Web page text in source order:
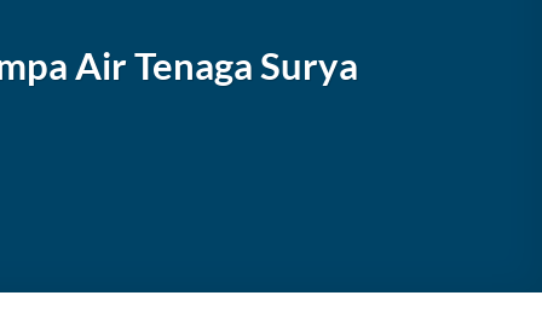
Air Tenaga Surya